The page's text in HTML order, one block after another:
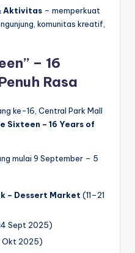
Aktivitas – memperkuat
komunitas kreatif,
– 16
Rasa
ke-16, Central Park Mall
Sixteen – 16 Years of
mulai 9 September – 5
– Dessert Market (11–21
Sept 2025)
Okt 2025)